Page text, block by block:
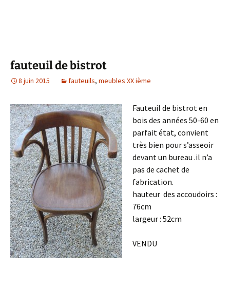
fauteuil de bistrot
8 juin 2015 fauteuils, meubles XX ième
Fauteuil de bistrot en
bois des années 50-60 en
parfait état, convient
très bien pour s’asseoir
devant un bureau .il n’a
pas de cachet de
fabrication.
hauteur des accoudoirs :
76cm
largeur : 52cm
VENDU